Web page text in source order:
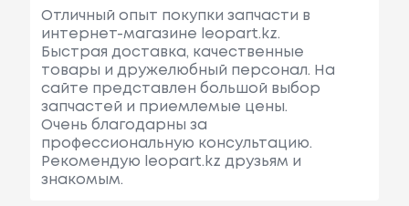
Отличный опыт покупки запчасти в
интернет-магазине leopart.kz.
Быстрая доставка, качественные
товары и дружелюбный персонал. На
сайте представлен большой выбор
запчастей и приемлемые цены.
Очень благодарны за
профессиональную консультацию.
Рекомендую leopart.kz друзьям и
знакомым.